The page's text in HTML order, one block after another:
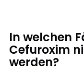
In welchen
Cefuroxim
werden?